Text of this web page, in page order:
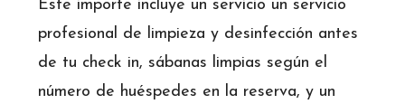
Este importe incluye un servicio un servicio
profesional de limpieza y desinfección antes
de tu check in, sábanas limpias según el
número de huéspedes en la reserva, y un